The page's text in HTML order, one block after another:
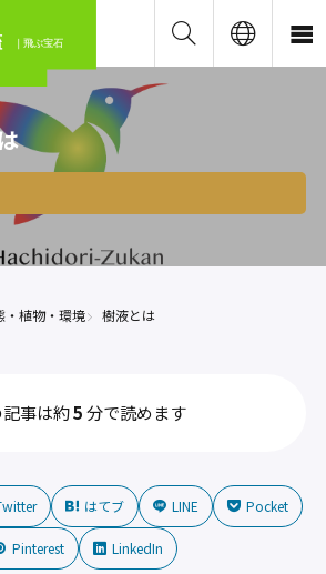
｜飛ぶ宝石
・植物・環境 樹液とは
記事は約5分で読めます
はてブ LINE Pocket
Pinterest LinkedIn